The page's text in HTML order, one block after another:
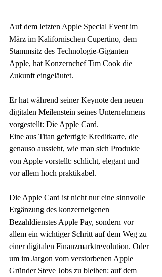
Auf dem letzten Apple Special Event im
März im Kalifornischen Cupertino, dem
Stammsitz des Technologie-Giganten
Apple, hat Konzernchef Tim Cook die
Zukunft eingeläutet.
Er hat während seiner Keynote den neuen
digitalen Meilenstein seines Unternehmens
vorgestellt: Die Apple Card.
Eine aus Titan gefertigte Kreditkarte, die
genauso aussieht, wie man sich Produkte
von Apple vorstellt: schlicht, elegant und
vor allem hoch praktikabel.
Die Apple Card ist nicht nur eine sinnvolle
Ergänzung des konzerneigenen
Bezahldienstes Apple Pay, sondern vor
allem ein wichtiger Schritt auf dem Weg zu
einer digitalen Finanzmarktrevolution. Oder
um im Jargon vom verstorbenen Apple
Gründer Steve Jobs zu bleiben: auf dem